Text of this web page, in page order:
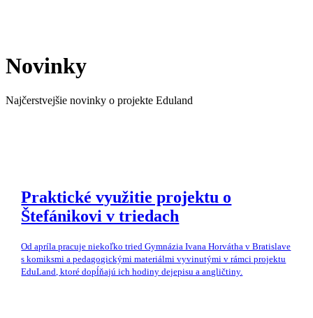
Novinky
Najčerstvejšie novinky o projekte Eduland
Praktické využitie projektu o
Štefánikovi v triedach
Od apríla pracuje niekoľko tried Gymnázia Ivana Horvátha v Bratislave
s komiksmi a pedagogickými materiálmi vyvinutými v rámci projektu
EduLand, ktoré dopĺňajú ich hodiny dejepisu a angličtiny.